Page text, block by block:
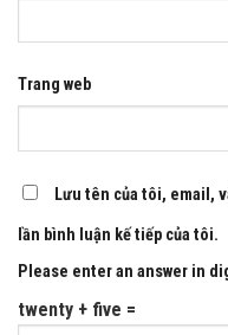
Trang web
Lưu tên của tôi, email,
lần bình luận kế tiếp của tôi.
Please enter an answer in
twenty + five =